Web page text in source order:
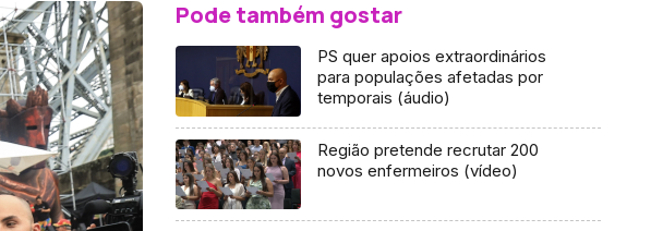
Pode também gostar
PS quer apoios extraordinários
para populações afetadas por
temporais (áudio)
Região pretende recrutar 200
novos enfermeiros (vídeo)